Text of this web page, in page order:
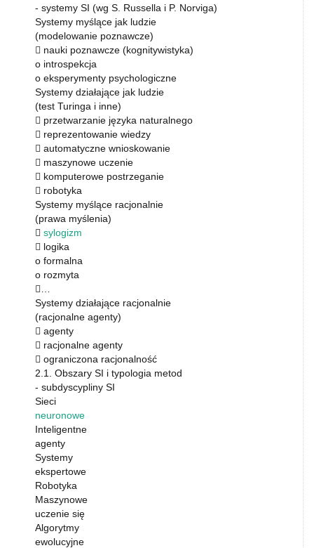
- systemy SI (wg S. Russella i P. Norviga)
Systemy myślące jak ludzie
(modelowanie poznawcze)
 nauki poznawcze (kognitywistyka)
o introspekcja
o eksperymenty psychologiczne
Systemy działające jak ludzie
(test Turinga i inne)
 przetwarzanie języka naturalnego
 reprezentowanie wiedzy
 automatyczne wnioskowanie
 maszynowe uczenie
 komputerowe postrzeganie
 robotyka
Systemy myślące racjonalnie
(prawa myślenia)
 sylogizm
 logika
o formalna
o rozmyta
…
Systemy działające racjonalnie
(racjonalne agenty)
 agenty
 racjonalne agenty
 ograniczona racjonalność
2.1. Obszary SI i typologia metod
- subdyscypliny SI
Sieci
neuronowe
Inteligentne
agenty
Systemy
ekspertowe
Robotyka
Maszynowe
uczenie się
Algorytmy
ewolucyjne